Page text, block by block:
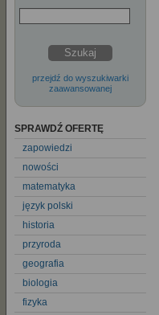
Szukaj
przejdź do wyszukiwarki
zaawansowanej
SPRAWDŹ OFERTĘ
zapowiedzi
nowości
matematyka
język polski
historia
przyroda
geografia
biologia
fizyka